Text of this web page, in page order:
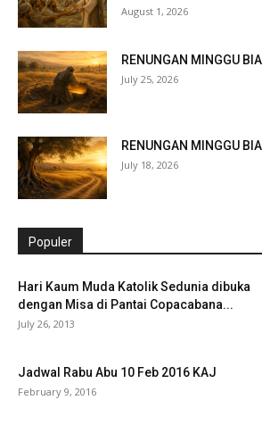
August 1, 2026
RENUNGAN MINGGU
July 25, 2026
RENUNGAN MINGGU
July 18, 2026
Populer
Hari Kaum Muda Katolik Sedunia dibuka
dengan Misa di Pantai Copacabana...
July 26, 2013
Jadwal Rabu Abu 10 Feb 2016 KAJ
February 9, 2016